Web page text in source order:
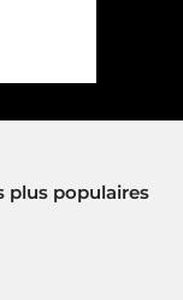
plus populaires